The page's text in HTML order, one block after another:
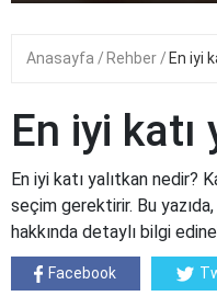
Anasayfa Rehber En iyi
En iyi katı
En iyi katı yalıtkan nedir?
seçim gerektirir. Bu
hakkında detaylı bilgi
Facebook